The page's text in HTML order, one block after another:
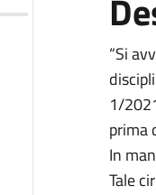
“Si
1/
prima
In
Tale